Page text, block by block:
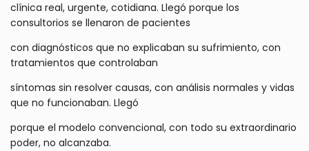
clínica real, urgente, cotidiana. Llegó porque los
consultorios se llenaron de pacientes
con diagnósticos que no explicaban su sufrimiento, con
tratamientos que controlaban
síntomas sin resolver causas, con análisis normales y vidas
que no funcionaban. Llegó
porque el modelo convencional, con todo su extraordinario
poder, no alcanzaba.